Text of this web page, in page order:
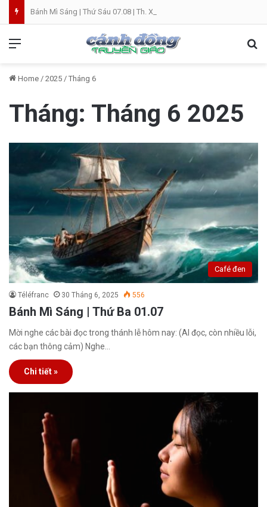
Home / 2025 / Tháng 6
Tháng: Tháng 6 2025
Café đen
Téléfranc 30 Tháng 6, 2025 556
Bánh Mì Sáng | Thứ Ba 01.07
Mời nghe các bài đọc trong thánh lễ hôm nay: (AI đọc, còn nhiều lỗi,
các bạn thông cảm) Nghe…
Chi tiết »